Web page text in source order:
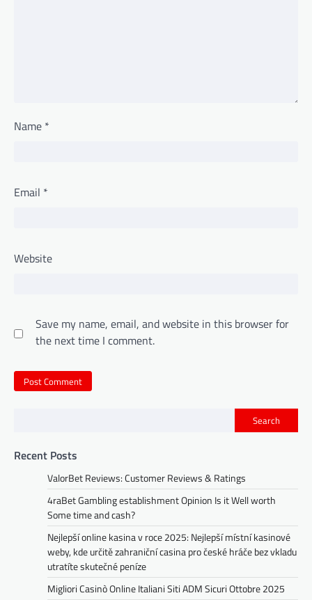
Name *
Email *
Website
Save my name, email, and website in this browser for
the next time I comment.
Search
Recent Posts
ValorBet Reviews: Customer Reviews & Ratings
4raBet Gambling establishment Opinion Is it Well worth
Some time and cash?
Nejlepší online kasina v roce 2025: Nejlepší místní kasinové
weby, kde určitě zahraniční casina pro české hráče bez vkladu
utratíte skutečné peníze
Migliori Casinò Online Italiani Siti ADM Sicuri Ottobre 2025